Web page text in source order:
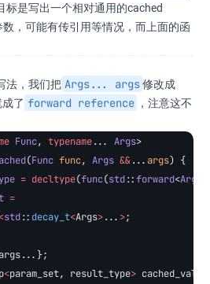
标是写出一个相对通用的cached
，可能有传引用等情况，而上面的函
法，我们把 Args... args ​修改成
成了 forward reference ​，注意这不
Func, typename... Args>
(Func func, Args &&...args) {
= decltype(func(std::forward<Args
=
std:: decay_t<Args>... >;
<param_set, result_type>